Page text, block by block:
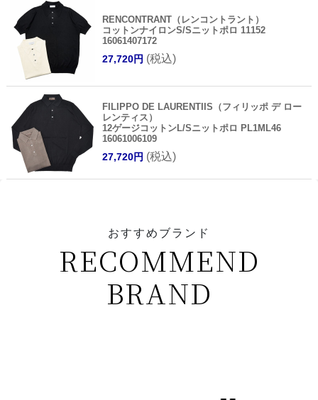
RENCONTRANT（レンコントラント）
コットンナイロンS/Sニットポロ 11152
16061407172
27,720円 (税込)
FILIPPO DE LAURENTIIS（フィリッポ デ ロー
レンティス）
12ゲージコットンL/Sニットポロ PL1ML46
16061006109
27,720円 (税込)
おすすめブランド
RECOMMEND
BRAND